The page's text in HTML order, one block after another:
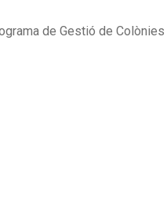
de Gestió de